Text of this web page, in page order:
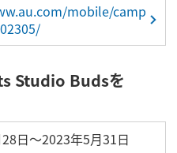
mobile/camp
Studio Budsを
日～2023年5月31日